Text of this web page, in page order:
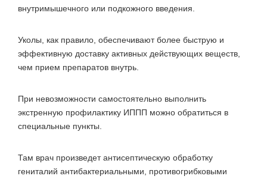
внутримышечного или подкожного введения.
Уколы, как правило, обеспечивают более быструю и
эффективную доставку активных действующих веществ,
чем прием препаратов внутрь.
При невозможности самостоятельно выполнить
экстренную профилактику ИППП можно обратиться в
специальные пункты.
Там врач произведет антисептическую обработку
гениталий антибактериальными, противогрибковыми